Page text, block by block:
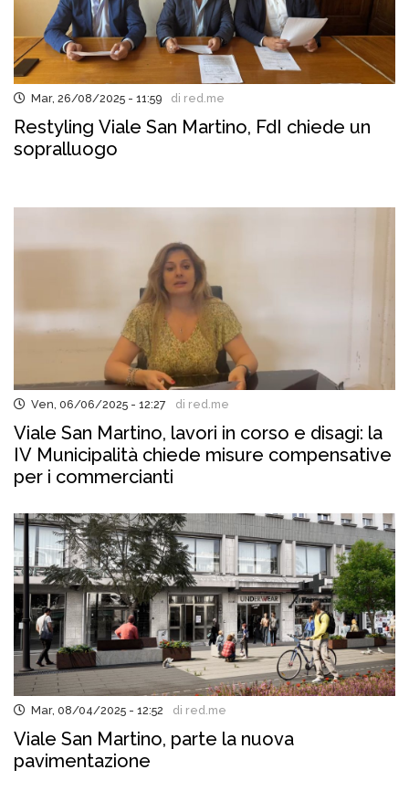
Mar, 26/08/2025 - 11:59 di red.me
Restyling Viale San Martino, FdI chiede un
sopralluogo
Ven, 06/06/2025 - 12:27 di red.me
Viale San Martino, lavori in corso e disagi: la
IV Municipalità chiede misure compensative
per i commercianti
Mar, 08/04/2025 - 12:52 di red.me
Viale San Martino, parte la nuova
pavimentazione